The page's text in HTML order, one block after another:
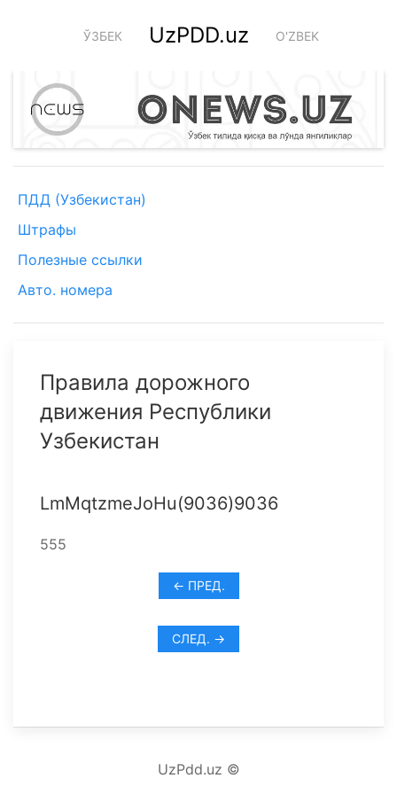
ЎЗБЕК UzPDD.uz O'ZBEK
ПДД (Узбекистан)
Штрафы
Полезные ссылки
Авто. номера
Правила дорожного
движения Республики
Узбекистан
LmMqtzmeJoHu(9036)9036
555
← ПРЕД.
СЛЕД. →
UzPdd.uz ©